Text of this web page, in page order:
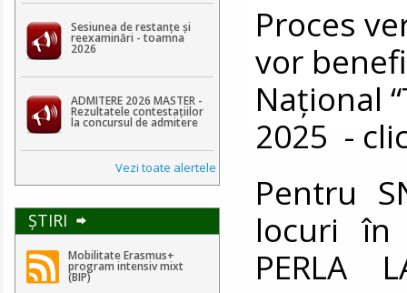
Sesiunea de restanțe și
reexaminări - toamna
2026
ADMITERE 2026 MASTER -
Rezultatele contestaţiilor
la concursul de admitere
Vezi toate alertele
ŞTIRI
Mobilitate Erasmus+
program intensiv mixt
(BIP)
Proces
vor
Naţional
2025 -
Pentru
locuri în
PERLA